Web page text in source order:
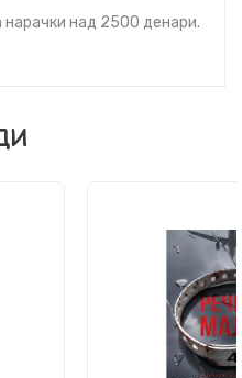
над 2500 денари.